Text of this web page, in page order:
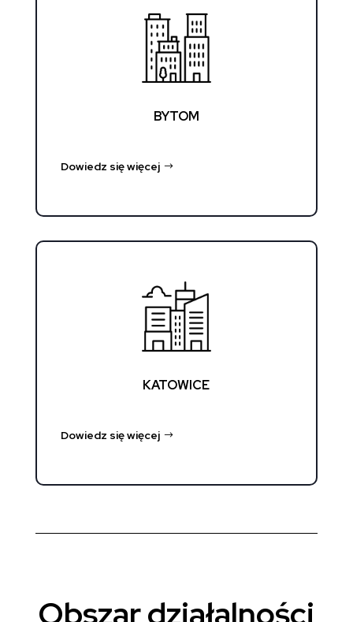
BYTOM
Dowiedz się więcej
KATOWICE
Dowiedz się więcej
Obszar działalności